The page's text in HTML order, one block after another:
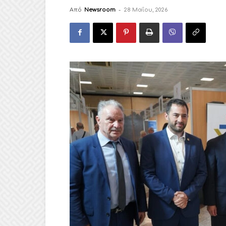
Από Newsroom - 28 Μαΐου, 2026